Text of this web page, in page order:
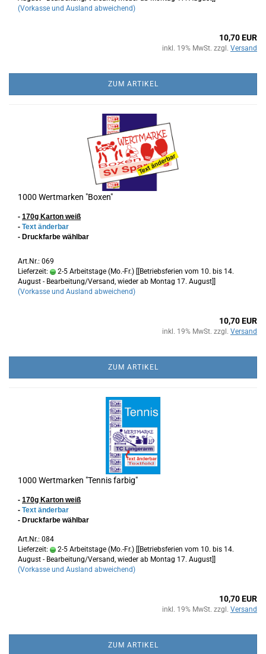
(Vorkasse und Ausland abweichend)
10,70 EUR
inkl. 19% MwSt. zzgl. Versand
ZUM ARTIKEL
1000 Wertmarken "Boxen"
- 170g Karton weiß
- Text änderbar
- Druckfarbe wählbar
Art.Nr.: 069
Lieferzeit:
2-5 Arbeitstage (Mo.-Fr.) [[Betriebsferien vom 10. bis 14.
August - Bearbeitung/Versand, wieder ab Montag 17. August]]
(Vorkasse und Ausland abweichend)
10,70 EUR
inkl. 19% MwSt. zzgl. Versand
ZUM ARTIKEL
1000 Wertmarken "Tennis farbig"
- 170g Karton weiß
- Text änderbar
- Druckfarbe wählbar
Art.Nr.: 084
Lieferzeit:
2-5 Arbeitstage (Mo.-Fr.) [[Betriebsferien vom 10. bis 14.
August - Bearbeitung/Versand, wieder ab Montag 17. August]]
(Vorkasse und Ausland abweichend)
10,70 EUR
inkl. 19% MwSt. zzgl. Versand
ZUM ARTIKEL